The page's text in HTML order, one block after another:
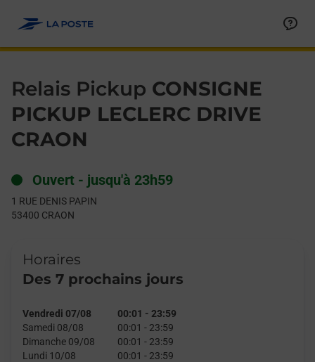
Relais Pickup CONSIGNE
PICKUP LECLERC DRIVE
CRAON
Ouvert - jusqu'à 23h59
1 RUE DENIS PAPIN
53400 CRAON
Horaires
Des 7 prochains jours
Vendredi 07/08 00:01 - 23:59
Samedi 08/08
00:01 - 23:59
Dimanche 09/08
00:01 - 23:59
Lundi 10/08
00:01 - 23:59